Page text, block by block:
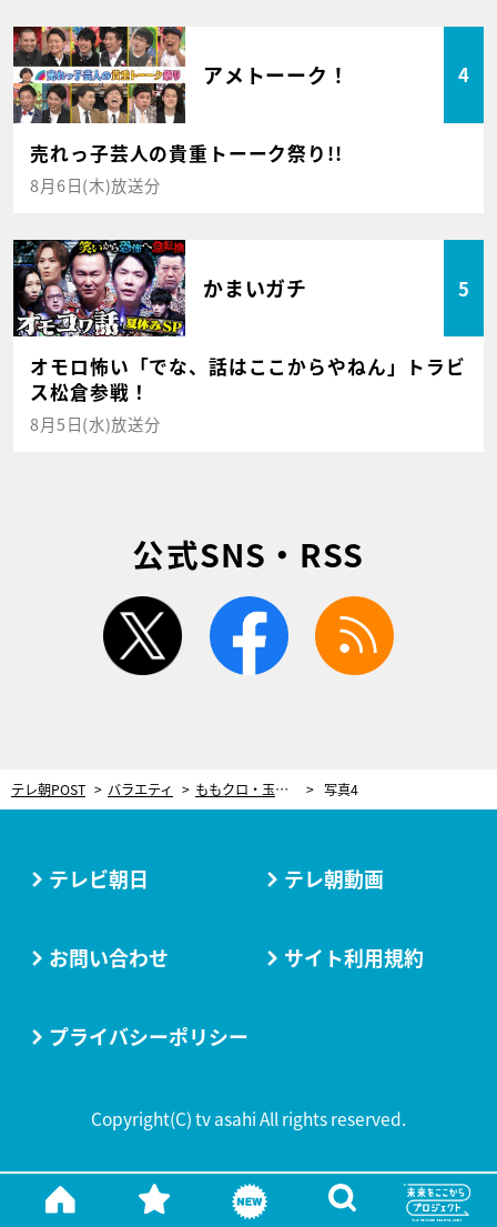
アメトーーク！ 4
売れっ子芸人の貴重トーーク祭り!!
8月6日(木)放送分
かまいガチ 5
オモロ怖い「でな、話はここからやねん」トラビ
ス松倉参戦！
8月5日(水)放送分
公式SNS・RSS
twitter facebook
テレ朝POST バラエティ ももクロ・玉井詩織がプロ級の包丁さばきを披露！お肉をおいしくする切り方とは？ 写真4
テレビ朝日 テレ朝動画
お問い合わせ サイト利用規約
プライバシーポリシー
Copyright(C) tv asahi All rights reserved.